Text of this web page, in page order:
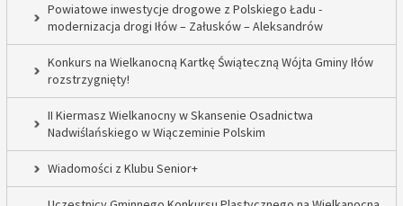
Powiatowe inwestycje drogowe z Polskiego Ładu -
modernizacja drogi Iłów – Załusków – Aleksandrów
Konkurs na Wielkanocną Kartkę Świąteczną Wójta Gminy Iłów
rozstrzygnięty!
II Kiermasz Wielkanocny w Skansenie Osadnictwa
Nadwiślańskiego w Wiączeminie Polskim
Wiadomości z Klubu Senior+